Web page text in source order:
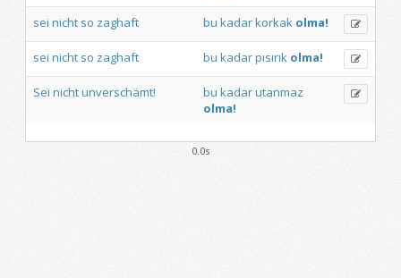
sei nicht so zaghaft bu kadarkorkak olma!
sei nicht so zaghaft bu kadarpısırık olma!
Sei nichtunverschämt! bu kadarutanmaz
olma!
0.0s